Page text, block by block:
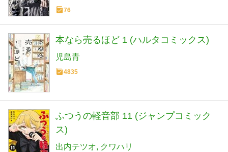
76
本なら売るほど 1 (ハルタコミックス)
児島青
4835
ふつうの軽音部 11 (ジャンプコミック
ス)
出内テツオ クワハリ